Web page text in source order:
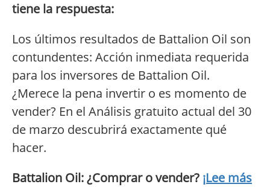
tiene la respuesta:
Los últimos resultados de Battalion Oil son
contundentes: Acción inmediata requerida
para los inversores de Battalion Oil.
¿Merece la pena invertir o es momento de
vender? En el Análisis gratuito actual del 30
de marzo descubrirá exactamente qué
hacer.
Battalion Oil: ¿Comprar o vender? ¡Lee más